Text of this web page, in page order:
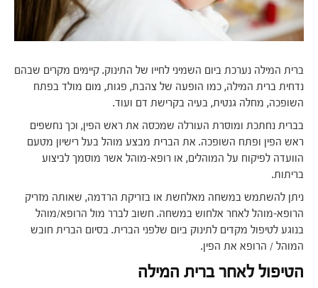
ברית המילה נערכת ביום השמיני לחייו של התינוק. קיימים מקרים שבהם
נדחית ברית המילה, כמו הופעה של צהבת, פגות, מום מולד בפתח
השופכה, מחלה גנטית, בעיה בקרישת דם ועוד.
בברית נחתכת ומוסרת העורלה שמכסה את ראש הפין, וכך נחשפים
ראש הפין ופתח השופכה. את הברית מבצע מוהל בעל רישיון מטעם
הוועדה לפיקוח על המוהלים, או רופא-מוהל אשר מוסמך לביצוע
בריתות.
ניתן להשתמש במשחה מאלחשת או בזריקת הרדמה, שאותה מזריק
הרופא-מוהל לאחר אלחוש במשחה. חשוב לברר מול הרופא/מוהל
בנוגע לטיפול מקדים לתינוק ביום שלפני הברית. בסיום הברית חובש
המוהל / הרופא את הפין.
הטיפול לאחר ברית המילה